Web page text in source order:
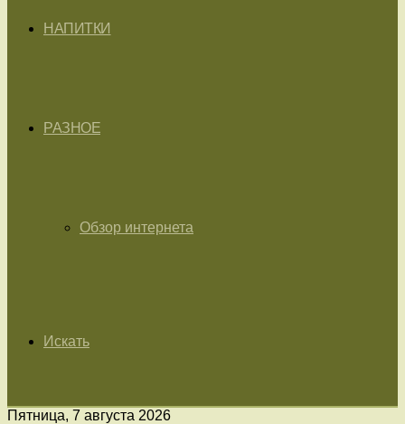
НАПИТКИ
РАЗНОЕ
Обзор интернета
Искать
Пятница, 7 августа 2026